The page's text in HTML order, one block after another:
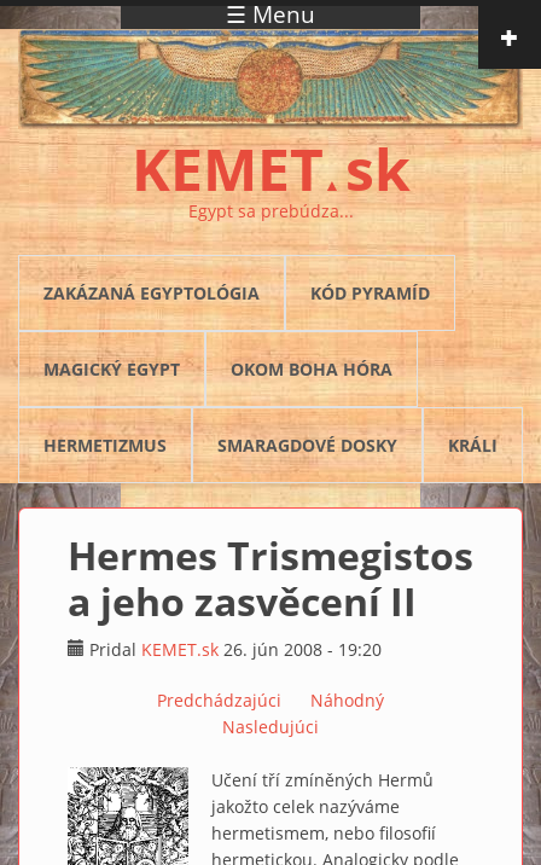
Skočiť na hlavný obsah ☰ Menu
KEMET▲ sk
Egypt sa prebúdza...
ZAKÁZANÁ EGYPTOLÓGIA KÓD PYRAMÍD
MAGICKÝ EGYPT OKOM BOHA HÓRA
HERMETIZMUS SMARAGDOVÉ DOSKY KRÁLI
Hermes Trismegistos
a jeho zasvěcení II
Pridal KEMET.sk 26. jún 2008 - 19:20
Predchádzajúci
Náhodný
Nasledujúci
Učení tří zmíněných Hermů
jakožto celek nazýváme
hermetismem, nebo filosofií
hermetickou. Analogicky podle